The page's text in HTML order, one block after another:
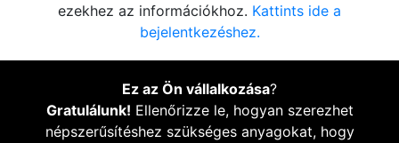
ezekhez az információkhoz. Kattints ide a
bejelentkezéshez.
Ez az Ön vállalkozása?
Gratulálunk! Ellenőrizze le, hogyan szerezhet
népszerűsítéshez szükséges anyagokat, hogy